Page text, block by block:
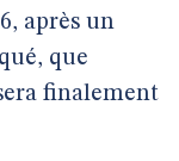
après un
que
finalement